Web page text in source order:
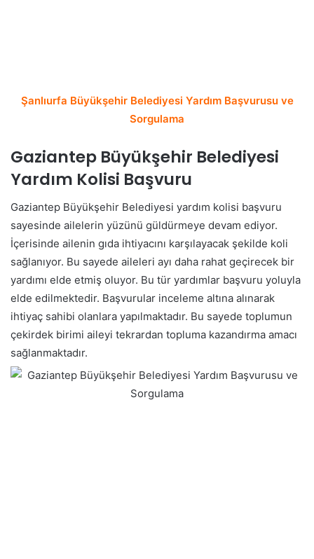
Şanlıurfa Büyükşehir Belediyesi Yardım Başvurusu ve
Sorgulama
Gaziantep Büyükşehir Belediyesi
Yardım Kolisi Başvuru
Gaziantep Büyükşehir Belediyesi yardım kolisi başvuru
sayesinde ailelerin yüzünü güldürmeye devam ediyor.
İçerisinde ailenin gıda ihtiyacını karşılayacak şekilde koli
sağlanıyor. Bu sayede aileleri ayı daha rahat geçirecek bir
yardımı elde etmiş oluyor. Bu tür yardımlar başvuru yoluyla
elde edilmektedir. Başvurular inceleme altına alınarak
ihtiyaç sahibi olanlara yapılmaktadır. Bu sayede toplumun
çekirdek birimi aileyi tekrardan topluma kazandırma amacı
sağlanmaktadır.